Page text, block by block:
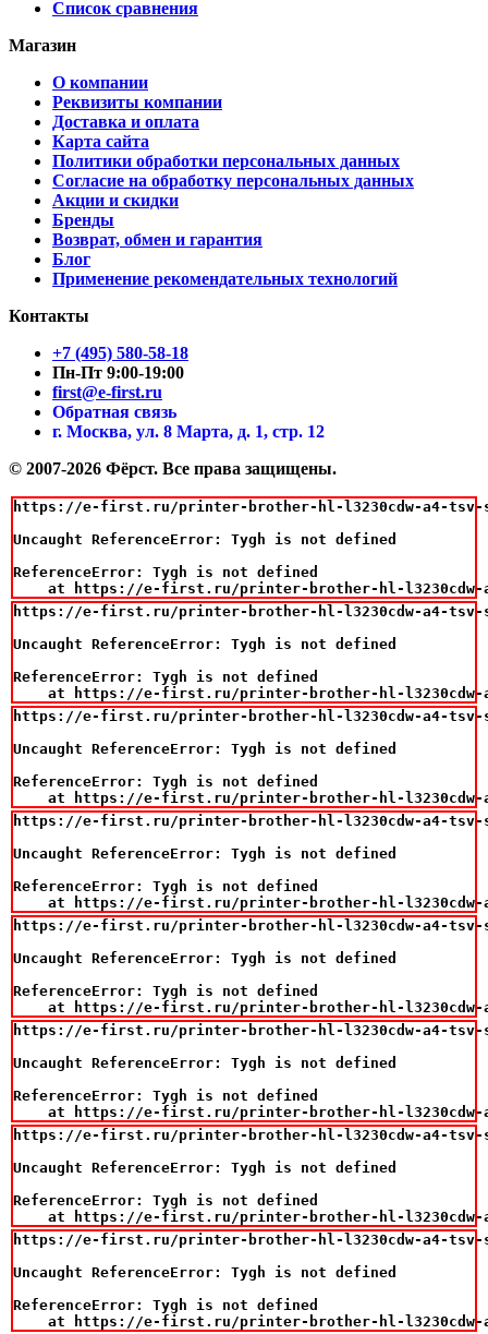
Список сравнения
Магазин
О компании
Реквизиты компании
Доставка и оплата
Карта сайта
Политики обработки персональных данных
Согласие на обработку персональных данных
Акции и скидки
Бренды
Возврат, обмен и гарантия
Блог
Применение рекомендательных технологий
Контакты
+7 (495) 580-58-18
Пн-Пт 9:00-19:00
first@e-first.ru
Обратная связь
г. Москва, ул. 8 Марта, д. 1, стр. 12
© 2007-2026 Фёрст. Все права защищены.
https://e-first.ru/printer-brother-hl-l3230cdw-a4-tsv-
Uncaught ReferenceError: Tygh is not defined
ReferenceError: Tygh is not defined
at https://e-first.ru/printer-brother-hl-
https://e-first.ru/printer-brother-hl-l3230cdw-a4-tsv-
Uncaught ReferenceError: Tygh is not defined
ReferenceError: Tygh is not defined
at https://e-first.ru/printer-brother-hl-
https://e-first.ru/printer-brother-hl-l3230cdw-a4-tsv-
Uncaught ReferenceError: Tygh is not defined
ReferenceError: Tygh is not defined
at https://e-first.ru/printer-brother-hl-
https://e-first.ru/printer-brother-hl-l3230cdw-a4-tsv-
Uncaught ReferenceError: Tygh is not defined
ReferenceError: Tygh is not defined
at https://e-first.ru/printer-brother-hl-
https://e-first.ru/printer-brother-hl-l3230cdw-a4-tsv-
Uncaught ReferenceError: Tygh is not defined
ReferenceError: Tygh is not defined
at https://e-first.ru/printer-brother-hl-
https://e-first.ru/printer-brother-hl-l3230cdw-a4-tsv-
Uncaught ReferenceError: Tygh is not defined
ReferenceError: Tygh is not defined
at https://e-first.ru/printer-brother-hl-
https://e-first.ru/printer-brother-hl-l3230cdw-a4-tsv-
Uncaught ReferenceError: Tygh is not defined
ReferenceError: Tygh is not defined
at https://e-first.ru/printer-brother-hl-
https://e-first.ru/printer-brother-hl-l3230cdw-a4-tsv-
Uncaught ReferenceError: Tygh is not defined
ReferenceError: Tygh is not defined
at https://e-first.ru/printer-brother-hl-